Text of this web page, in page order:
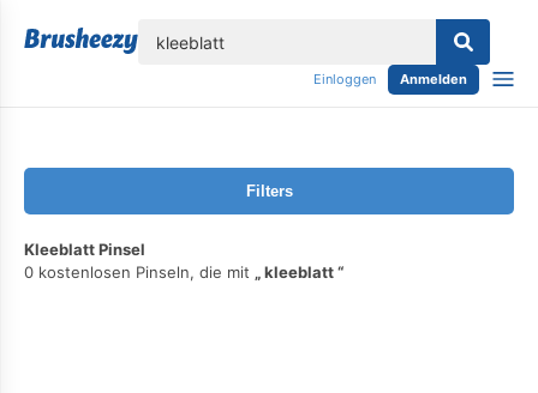
Einloggen Anmelden
Filters
Kleeblatt Pinsel
0 kostenlosen Pinseln, die mit
kleeblatt